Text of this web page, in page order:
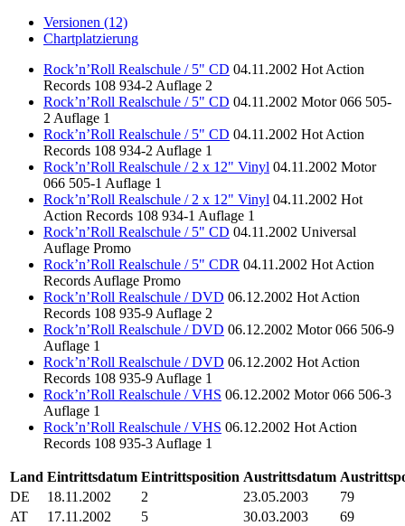
Versionen (12)
Chartplatzierung
Rock’n’Roll Realschule / 5" CD 04.11.2002 Hot Action
Records 108 934-2 Auflage 2
Rock’n’Roll Realschule / 5" CD 04.11.2002 Motor 066 505-
2 Auflage 1
Rock’n’Roll Realschule / 5" CD 04.11.2002 Hot Action
Records 108 934-2 Auflage 1
Rock’n’Roll Realschule / 2 x 12" Vinyl 04.11.2002 Motor
066 505-1 Auflage 1
Rock’n’Roll Realschule / 2 x 12" Vinyl 04.11.2002 Hot
Action Records 108 934-1 Auflage 1
Rock’n’Roll Realschule / 5" CD 04.11.2002 Universal
Auflage Promo
Rock’n’Roll Realschule / 5" CDR 04.11.2002 Hot Action
Records Auflage Promo
Rock’n’Roll Realschule / DVD 06.12.2002 Hot Action
Records 108 935-9 Auflage 2
Rock’n’Roll Realschule / DVD 06.12.2002 Motor 066 506-9
Auflage 1
Rock’n’Roll Realschule / DVD 06.12.2002 Hot Action
Records 108 935-9 Auflage 1
Rock’n’Roll Realschule / VHS 06.12.2002 Motor 066 506-3
Auflage 1
Rock’n’Roll Realschule / VHS 06.12.2002 Hot Action
Records 108 935-3 Auflage 1
Land Eintrittsdatum Eintrittsposition Austrittsdatum
DE
18.11.2002 2 23.05.2003
79
AT
17.11.2002 5 30.03.2003
69